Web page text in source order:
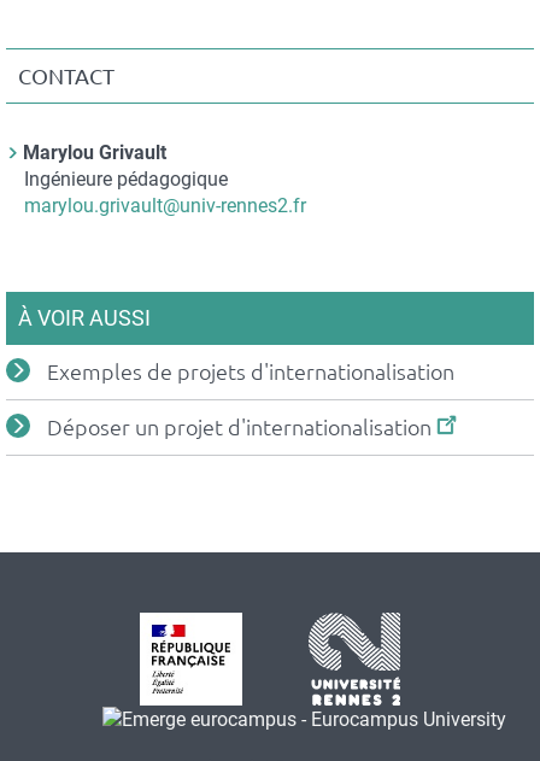
CONTACT
Nom
du
Marylou Grivault
Ingénieure pédagogique
Courriel
marylou.grivault@univ-rennes2.fr
À VOIR AUSSI
Exemples de projets d'internationalisation
Déposer un projet d'internationalisation